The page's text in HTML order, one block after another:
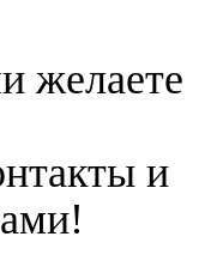
желаете
и